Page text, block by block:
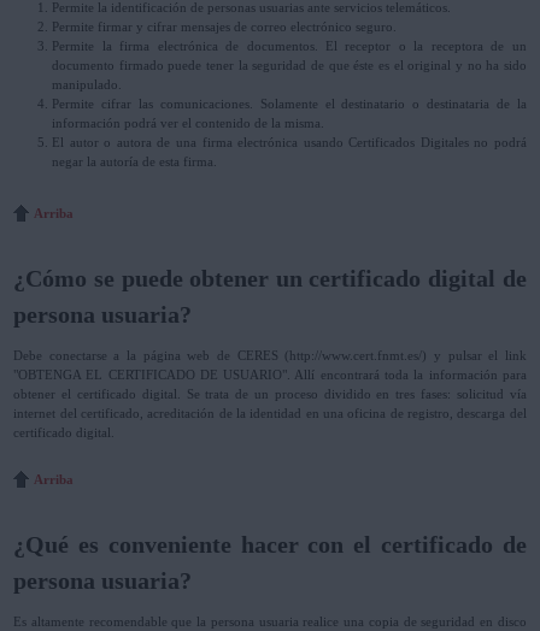
Permite la identificación de personas usuarias ante servicios telemáticos.
Permite firmar y cifrar mensajes de correo electrónico seguro.
Permite la firma electrónica de documentos. El receptor o la receptora de un
documento firmado puede tener la seguridad de que éste es el original y no ha sido
manipulado.
Permite cifrar las comunicaciones. Solamente el destinatario o destinataria de la
información podrá ver el contenido de la misma.
El autor o autora de una firma electrónica usando Certificados Digitales no podrá
negar la autoría de esta firma.
Arriba
¿Cómo se puede obtener un certificado digital de
persona usuaria?
Debe conectarse a la página web de CERES (http://www.cert.fnmt.es/) y pulsar el link
"OBTENGA EL CERTIFICADO DE USUARIO". Allí encontrará toda la información para
obtener el certificado digital. Se trata de un proceso dividido en tres fases: solicitud vía
internet del certificado, acreditación de la identidad en una oficina de registro, descarga del
certificado digital.
Arriba
¿Qué es conveniente hacer con el certificado de
persona usuaria?
Es altamente recomendable que la persona usuaria realice una copia de seguridad en disco